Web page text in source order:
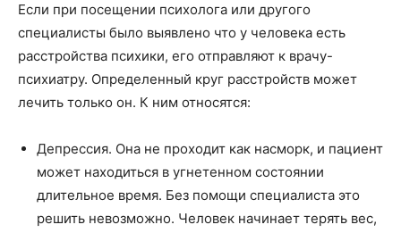
Если при посещении психолога или другого
специалисты было выявлено что у человека есть
расстройства психики, его отправляют к врачу-
психиатру. Определенный круг расстройств может
лечить только он. К ним относятся:
Депрессия. Она не проходит как насморк, и пациент
может находиться в угнетенном состоянии
длительное время. Без помощи специалиста это
решить невозможно. Человек начинает терять вес,